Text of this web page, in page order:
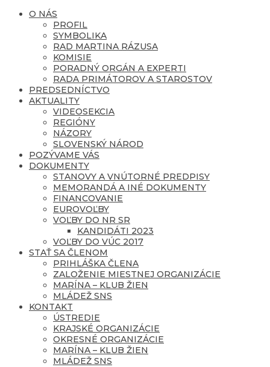
O NÁS
PROFIL
SYMBOLIKA
RAD MARTINA RÁZUSA
KOMISIE
PORADNÝ ORGÁN A EXPERTI
RADA PRIMÁTOROV A STAROSTOV
PREDSEDNÍCTVO
AKTUALITY
VIDEOSEKCIA
REGIÓNY
NÁZORY
SLOVENSKÝ NÁROD
POZÝVAME VÁS
DOKUMENTY
STANOVY A VNÚTORNÉ PREDPISY
MEMORANDÁ A INÉ DOKUMENTY
FINANCOVANIE
EUROVOĽBY
VOĽBY DO NR SR
KANDIDÁTI 2023
VOĽBY DO VÚC 2017
STAŤ SA ČLENOM
PRIHLÁŠKA ČLENA
ZALOŽENIE MIESTNEJ ORGANIZÁCIE
MARÍNA – KLUB ŽIEN
MLÁDEŽ SNS
KONTAKT
ÚSTREDIE
KRAJSKÉ ORGANIZÁCIE
OKRESNÉ ORGANIZÁCIE
MARÍNA – KLUB ŽIEN
MLÁDEŽ SNS